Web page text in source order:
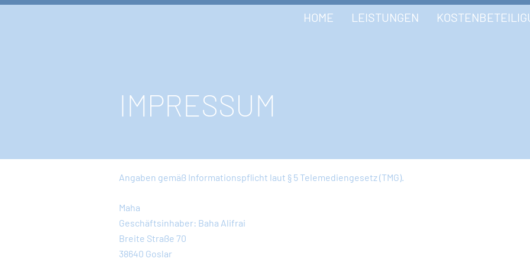
HOME LEISTUNGEN
IMPRESSUM
Angaben gemäß Informationspflicht laut § 5 Telemediengesetz (TMG).
Maha
Geschäftsinhaber: Baha Alifrai
Breite Straße 70
38640 Goslar